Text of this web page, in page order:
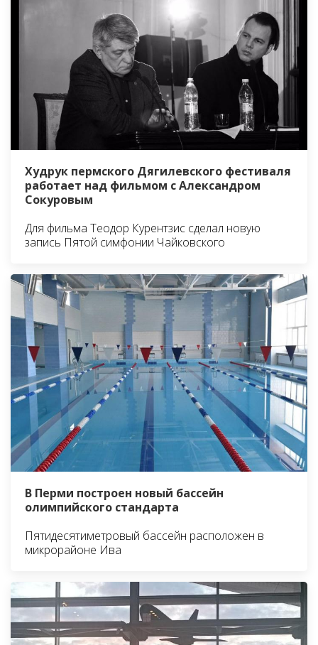
Худрук пермского Дягилевского фестиваля
работает над фильмом с Александром
Сокуровым
Для фильма Теодор Курентзис сделал новую
запись Пятой симфонии Чайковского
В Перми построен новый бассейн
олимпийского стандарта
Пятидесятиметровый бассейн расположен в
микрорайоне Ива